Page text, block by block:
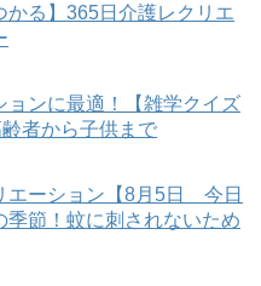
かる】365日介護レクリエ
ョンに最適！【雑学クイズ
者から子供まで
エーション【8月5日 今日
季節！蚊に刺されないため